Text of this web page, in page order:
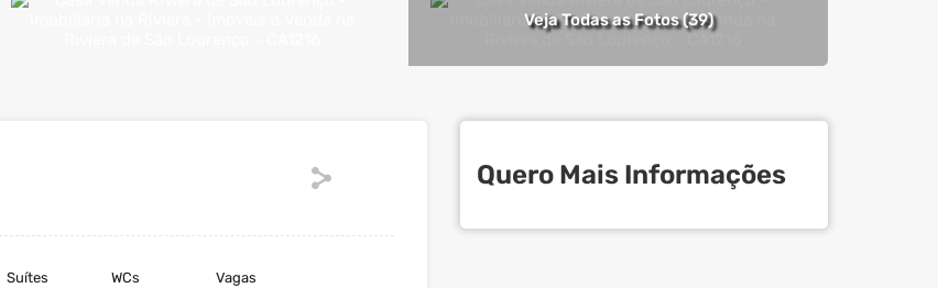
Veja Todas as Fotos (39)
WCs Vagas
Suítes
Quero Mais Informações